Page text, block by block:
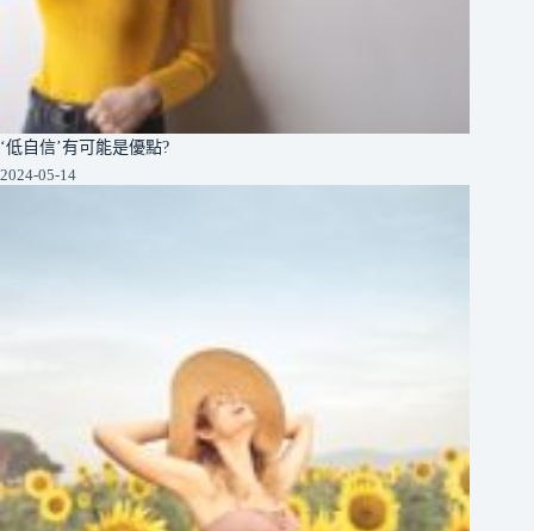
‘低自信’有可能是優點?
2024-05-14